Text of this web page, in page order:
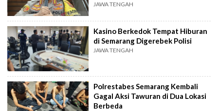
JAWA TENGAH
Kasino Berkedok Tempat Hiburan
di Semarang Digerebek Polisi
JAWA TENGAH
Polrestabes Semarang Kembali
Gagal Aksi Tawuran di Dua Lokasi
Berbeda